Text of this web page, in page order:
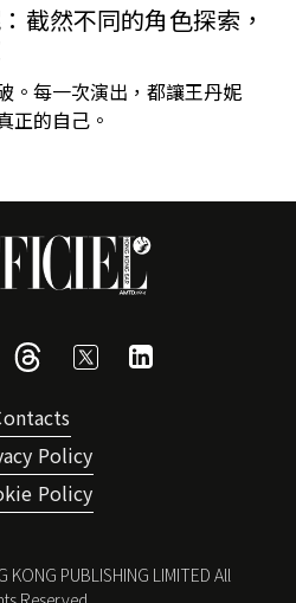
截然不同的角色探索，
。每一次演出，都讓王丹妮
正的自己。
Policy
Policy
KONG PUBLISHING LIMITED All